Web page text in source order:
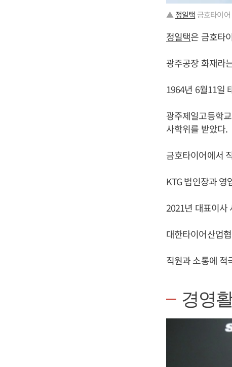
▲ 정일택 금호타이
정일택은 금호타
광주공장 화재라
1964년 6월11일
광주제일고등학
사학위를 받았다.
금호타이어에서
KTG 법인장과 영
2021년 대표이사
대한타이어산업
직원과 소통에 적
경영